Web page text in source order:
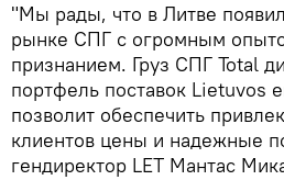
"Мы рады, что в Литве
рынке СПГ с огромным
признанием. Груз СПГ Total
портфель поставок Lietuvos
позволит обеспечить
клиентов цены и надежные
гендиректор LET Мантас